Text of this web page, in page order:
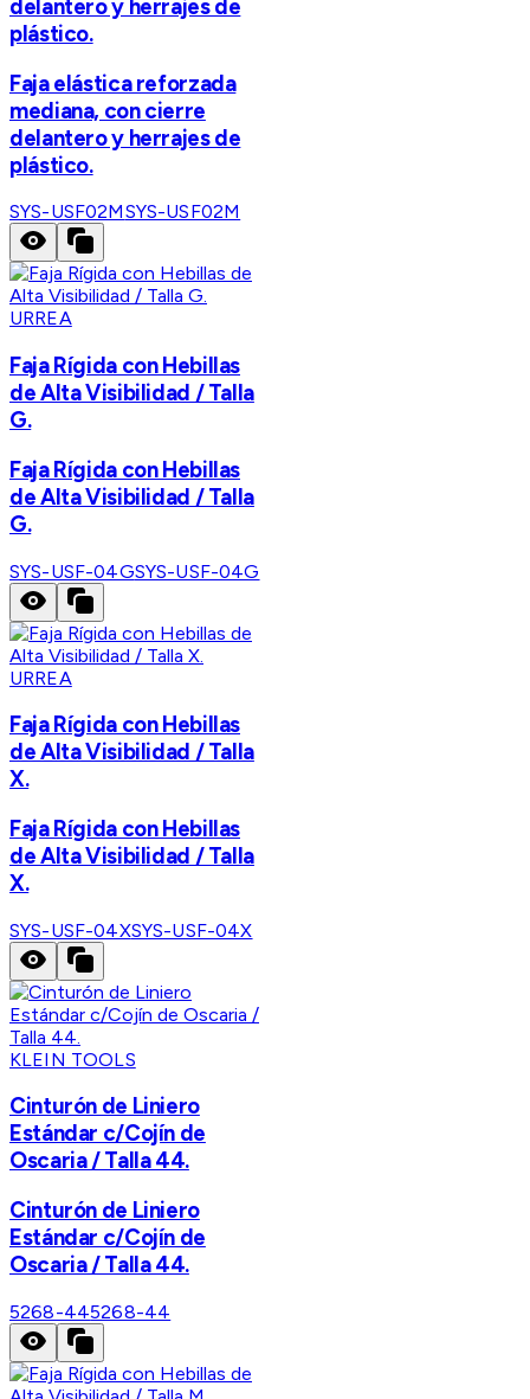
delantero y herrajes de
plástico.
Faja elástica reforzada
mediana, con cierre
delantero y herrajes de
plástico.
SYS-USF02MSYS-USF02M
URREA
Faja Rígida con Hebillas
de Alta Visibilidad / Talla
G.
Faja Rígida con Hebillas
de Alta Visibilidad / Talla
G.
SYS-USF-04GSYS-USF-04G
URREA
Faja Rígida con Hebillas
de Alta Visibilidad / Talla
X.
Faja Rígida con Hebillas
de Alta Visibilidad / Talla
X.
SYS-USF-04XSYS-USF-04X
KLEIN TOOLS
Cinturón de Liniero
Estándar c/Cojín de
Oscaria / Talla 44.
Cinturón de Liniero
Estándar c/Cojín de
Oscaria / Talla 44.
5268-445268-44